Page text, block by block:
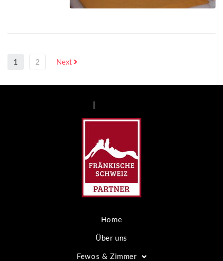
1 2 Next
Home
Über uns
Fewos & Zimmer